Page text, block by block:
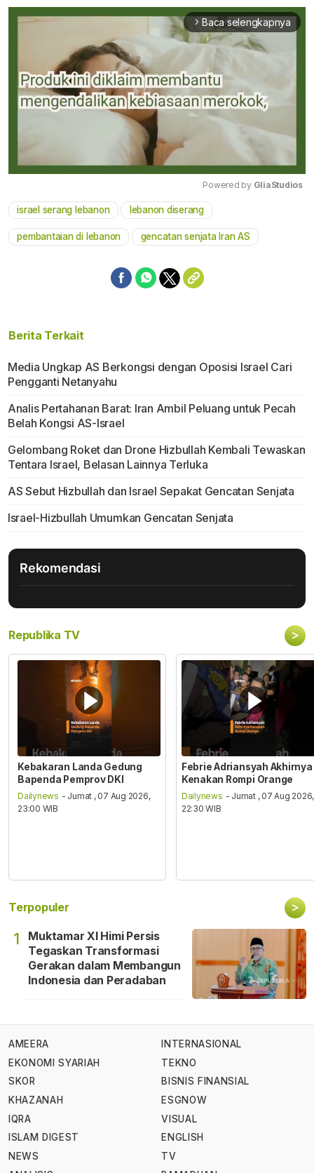
arrow_forward_ios Baca selengkapnya
Powered by GliaStudios
israel serang lebanon lebanon diserang
pembantaian di lebanon gencatan senjata Iran AS
Berita Terkait
Media Ungkap AS Berkongsi dengan Oposisi Israel Cari
Pengganti Netanyahu
Analis Pertahanan Barat: Iran Ambil Peluang untuk Pecah
Belah Kongsi AS-Israel
Gelombang Roket dan Drone Hizbullah Kembali Tewaskan
Tentara Israel, Belasan Lainnya Terluka
AS Sebut Hizbullah dan Israel Sepakat Gencatan Senjata
Israel-Hizbullah Umumkan Gencatan Senjata
Rekomendasi
Republika TV >
Kebakaran Landa Gedung
Bapenda Pemprov DKI
Dailynews - Jumat , 07 Aug 2026,
23:00 WIB
Febrie Adriansyah Akhirnya
Kenakan Rompi Orange
Dailynews - Jumat , 07 Aug 2026,
22:30 WIB
Terpopuler >
1
Muktamar XI Himi Persis
Tegaskan Transformasi
Gerakan dalam Membangun
Indonesia dan Peradaban
AMEERA
EKONOMI SYARIAH
SKOR
KHAZANAH
IQRA
ISLAM DIGEST
NEWS
INTERNASIONAL
TEKNO
BISNIS FINANSIAL
ESGNOW
VISUAL
ENGLISH
TV